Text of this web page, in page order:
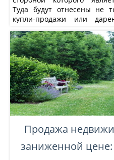
Туда будут отнесены не
купли-продажи или
долевого участия и
требования по нему.
Продажа
заниженной цене: